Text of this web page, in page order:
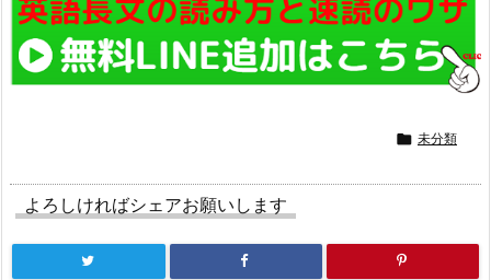
 未分類
よろしければシェアお願いします